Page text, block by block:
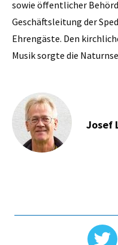
sowie öffentlicher
Geschäftsleitung der
Ehrengäste. Den
Musik sorgte die
Josef